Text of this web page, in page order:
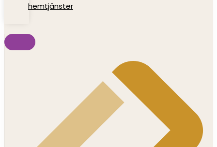
hemtjänster